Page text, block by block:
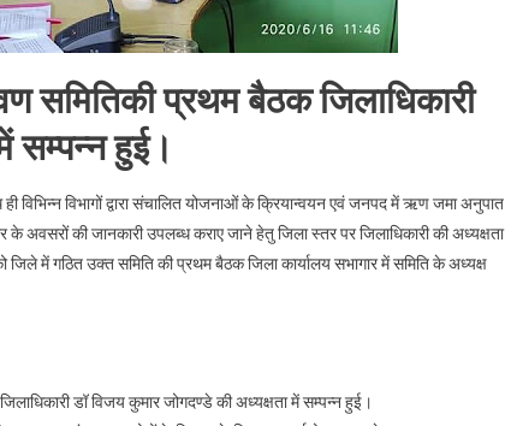
समितिकी प्रथम बैठक जिलाधिकारी
सम्पन्न हुई।
विभिन्न विभागों द्वारा संचालित योजनाओं के क्रियान्वयन एवं जनपद में ऋण जमा अनुपात
अवसरों की जानकारी उपलब्ध कराए जाने हेतु जिला स्तर पर जिलाधिकारी की अध्यक्षता
में गठित उक्त समिति की प्रथम बैठक जिला कार्यालय सभागार में समिति के अध्यक्ष
डॉ विजय कुमार जोगदण्डे की अध्यक्षता में सम्पन्न हुई।